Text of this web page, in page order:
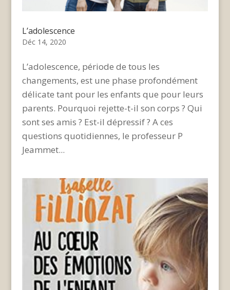
L’adolescence
Déc 14, 2020
L’adolescence, période de tous les
changements, est une phase profondément
délicate tant pour les enfants que pour leurs
parents. Pourquoi rejette-t-il son corps ? Qui
sont ses amis ? Est-il dépressif ? A ces
questions quotidiennes, le professeur P
Jeammet...